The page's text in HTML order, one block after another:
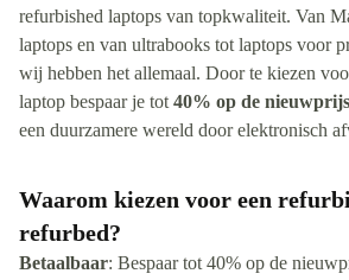
refurbished laptops van topkwaliteit. Van
laptops en van ultrabooks tot laptops voor
wij hebben het allemaal. Door te kiezen
laptop bespaar je tot 40% op de nieuwprijs
een duurzamere wereld door elektronisch
Waarom kiezen voor een
refurbed?
Betaalbaar: Bespaar tot 40% op de